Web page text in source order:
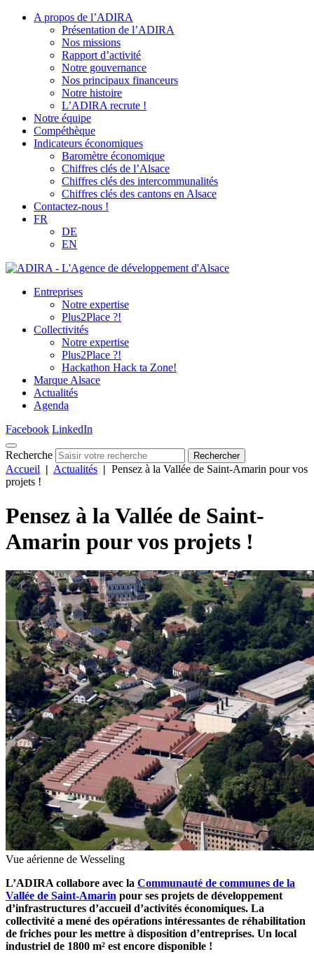
A propos de l’ADIRA
Présentation de l’ADIRA
Nos missions
Rapport d’activité
Notre gouvernance
Nos principaux financeurs
Notre histoire
L’ADIRA recrute !
Notre équipe
Compéthèque
Indicateurs économiques
Baromètre économique
Chiffres clés de l’Alsace
Chiffres clés des intercommunalités
Chiffres clés des cantons en Alsace
Contactez-nous !
FR
DE
EN
Entreprises
Notre expertise
Plus2Place ?!
Collectivités
Notre expertise
Plus2Place ?!
Hackathon Hack ta Zone!
Marque Alsace
Actualités
Agenda
Facebook LinkedIn
Recherche Rechercher
Accueil | Actualités | Pensez à la Vallée de Saint-Amarin pour vos
projets !
Pensez à la Vallée de Saint-
Amarin pour vos projets !
Vue aérienne de Wesseling
L’ADIRA collabore avec la Communauté de communes de la
Vallée de Saint-Amarin pour ses projets de développement
d’infrastructures d’accueil d’activités économiques. La
collectivité a mené des opérations intéressantes de réhabilitation
de friches pour les mettre à disposition d’entreprises. Un local
industriel de 1800 m² est encore disponible !